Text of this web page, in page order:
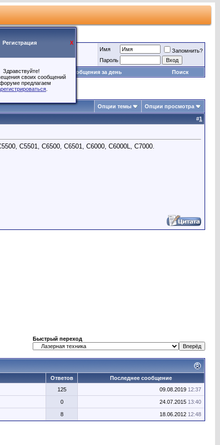
X
Регистрация
Здравствуйте!
своих сообщений
предлагаем
Имя
Запомнить?
Пароль
Игры Сообщения за день Поиск
Опции темы Опции просмотра
#1
C5501, C6500, C6501, C6000, C6000L, C7000.
Быстрый переход
Ответов
Последнее сообщение
125 09.08.2019 12:37
0 24.07.2015 13:40
8 18.06.2012 12:48